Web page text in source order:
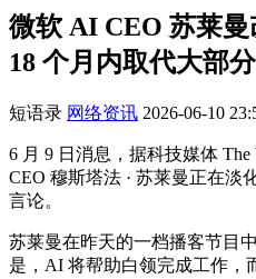
微软 AI CEO 苏莱
18 个月内取代大部
短语录 网络资讯 2026-06-10
6 月 9 日消息，据科技媒体
CEO 穆斯塔法 · 苏莱曼正在淡
言论。
苏莱曼在昨天的一档播客节目
是，AI 将帮助白领完成工作，